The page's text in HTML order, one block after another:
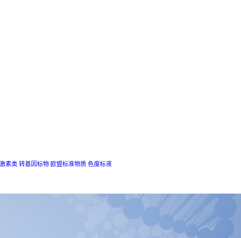
素类 转基因标物 欧盟标准物质 色度标液